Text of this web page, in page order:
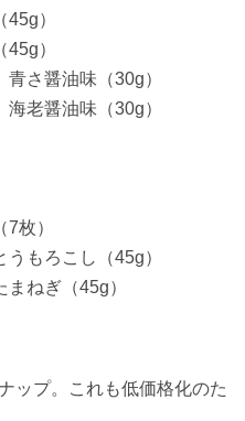
）
）
さ醤油味（30g）
老醤油味（30g）
枚）
もろこし（45g）
ねぎ（45g）
ップ。これも低価格化のた